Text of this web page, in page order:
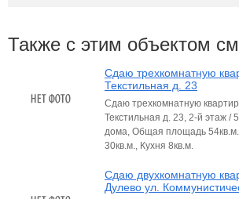
Также с этим объектом
Сдаю трехкомнатную
Текстильная д. 23
Сдаю трехкомнатную
Текстильная д. 23, 2-й этаж /
дома, Общая площадь
30кв.м., Кухня 8кв.м.
Сдаю двухкомнатную
Дулево ул.